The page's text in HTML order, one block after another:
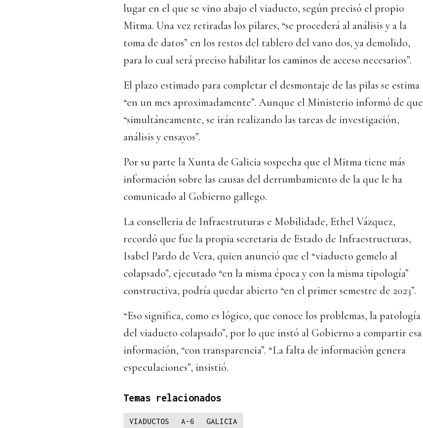
lugar en el que se vino abajo el viaducto, según precisó el propio
Mitma. Una vez retiradas los pilares, “se procederá al análisis y a la
toma de datos” en los restos del tablero del vano dos, ya demolido,
para lo cual será preciso habilitar los caminos de acceso necesarios”.
El plazo estimado para completar el desmontaje de las pilas se estima
“en un mes aproximadamente”. Aunque el Ministerio informó de que
“simultáneamente, se irán realizando las tareas de investigación,
análisis y ensayos”.
Por su parte la Xunta de Galicia sospecha que el Mitma tiene más
información sobre las causas del derrumbamiento de la que le ha
comunicado al Gobierno gallego.
La conselleria de Infraestruturas e Mobilidade, Ethel Vázquez,
recordó que fue la propia secretaria de Estado de Infraestructuras,
Isabel Pardo de Vera, quien anunció que el “viaducto gemelo al
colapsado”, ejecutado “en la misma época y con la misma tipología”
constructiva, podría quedar abierto “en el primer semestre de 2023”.
“Eso significa, como es lógico, que conoce los problemas, la patología
del viaducto colapsado”, por lo que instó al Gobierno a compartir esa
información, “con transparencia”. “La falta de información genera
especulaciones”, insistió.
Temas relacionados
VIADUCTOS A-6 GALICIA